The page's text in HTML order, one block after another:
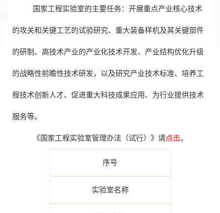
国家工程实验室的主要任务：开展重点产业核心技术
的攻关和关键工艺的试验研究、重大装备样机及其关键部件
的研制、高技术产业的产业化技术开发、产业结构优化升级
的战略性前瞻性技术研发，以及研究产业技术标准、培养工
程技术创新人才、促进重大科技成果应用、为行业提供技术
服务等。
《国家工程实验室管理办法（试行）》请点击。
序号
实验室名称